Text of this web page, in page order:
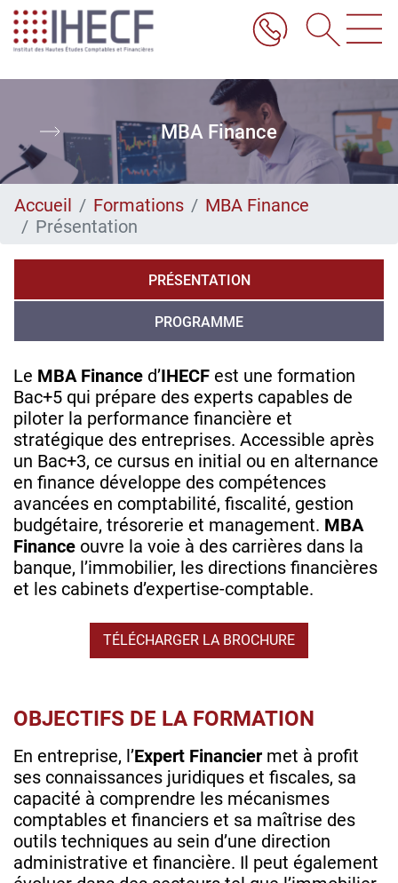
Aller
au
contenu
MBA Finance
Accueil Formations
MBA Finance
Présentation
PRÉSENTATION
PROGRAMME
Le MBA Finance d’IHECF est une formation
Bac+5 qui prépare des experts capables de
piloter la performance financière et
stratégique des entreprises. Accessible après
un Bac+3, ce cursus en initial ou en alternance
en finance développe des compétences
avancées en comptabilité, fiscalité, gestion
budgétaire, trésorerie et management. MBA
Finance ouvre la voie à des carrières dans la
banque, l’immobilier, les directions financières
et les cabinets d’expertise-comptable.
TÉLÉCHARGER LA BROCHURE
OBJECTIFS DE LA FORMATION
En entreprise, l’Expert Financier met à profit
ses connaissances juridiques et fiscales, sa
capacité à comprendre les mécanismes
comptables et financiers et sa maîtrise des
outils techniques au sein d’une direction
administrative et financière. Il peut également